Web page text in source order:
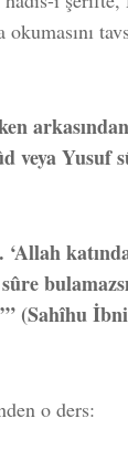
veya Yusuf
(Sahîhu
o ders: